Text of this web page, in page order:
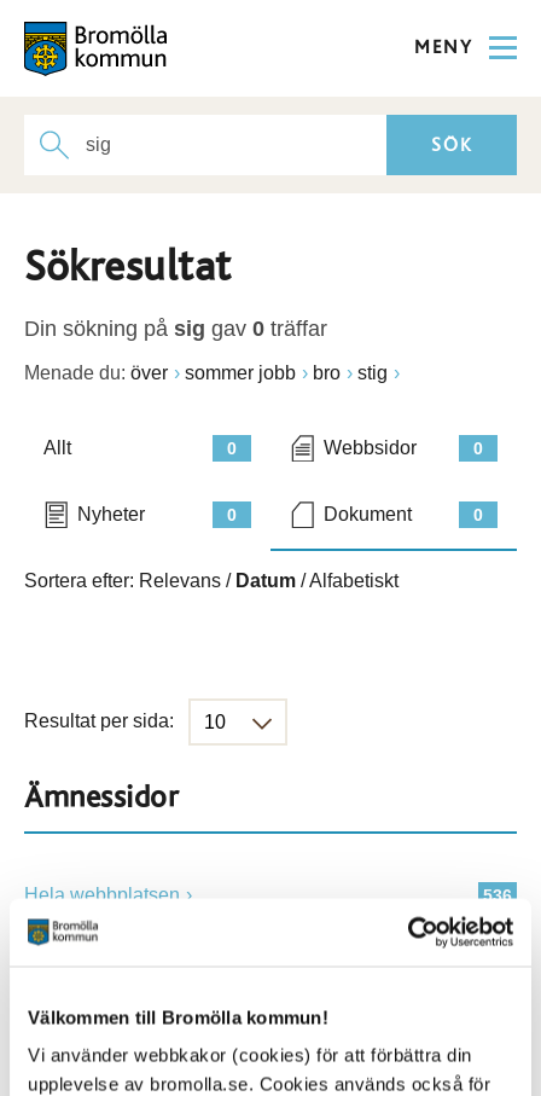
Välkommen till Bromölla kommun!
Vi använder webbkakor (cookies) för att förbättra din
upplevelse av bromolla.se. Cookies används också för
MENY
Sökresultat
Din sökning på sig gav 0 träffar
Menade du: över sommer jobb bro stig
0
Allt 0
Webbsidor
0
Nyheter 0
Dokument
Sortera efter: Relevans / Datum /Alfabetiskt
Resultat per sida:
Ämnessidor
536
Hela webbplatsen
Alla platser